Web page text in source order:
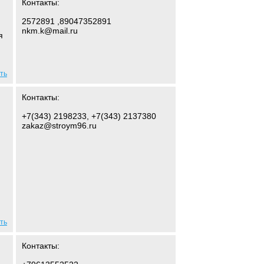
Контакты:
2572891 ,89047352891
nkm.k@mail.ru
Контакты:
+7(343) 2198233, +7(343) 2137380
zakaz@stroym96.ru
Контакты: